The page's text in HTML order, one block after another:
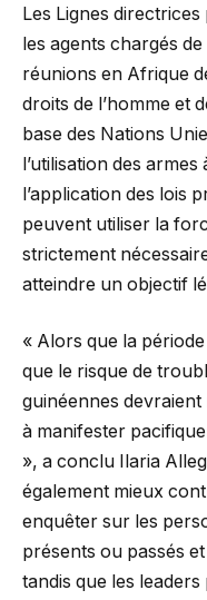
Les Lignes
les agents chargés
réunions en Afrique
droits de l’homme et
base des Nations
l’utilisation des
l’application des lois
peuvent utiliser la
strictement
atteindre un objectif
« Alors que la
que le risque de
guinéennes
à manifester
», a conclu Ilaria
également mieux
enquêter sur les
présents ou passés
tandis que les